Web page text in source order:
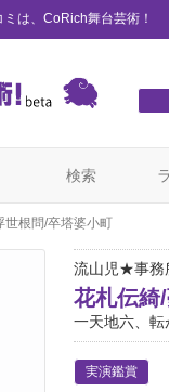
は、CoRich舞台芸術！
検索
世根問/卒塔婆小町
流山児★事務
花札伝綺
一天地六、
実演鑑賞